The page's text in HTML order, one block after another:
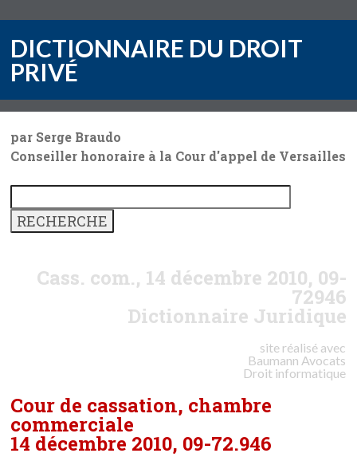
DICTIONNAIRE DU DROIT
PRIVÉ
par Serge Braudo
Conseiller honoraire à la Cour d'appel de Versailles
Cass. com., 14 décembre 2010, 09-
72946
Dictionnaire Juridique
site réalisé avec
Baumann Avocats
Droit informatique
Cour de cassation, chambre
commerciale
14 décembre 2010, 09-72.946